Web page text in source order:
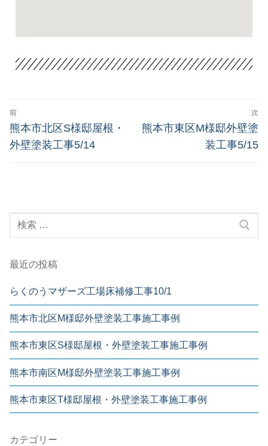
前
熊本市北区S様邸屋根・
外壁塗装工事5/14
次
熊本市東区M様邸外壁塗
装工事5/15
最近の投稿
らくのうマザーズ工場床補修工事10/1
熊本市北区M様邸外壁塗装工事施工事例
熊本市東区S様邸屋根・外壁塗装工事施工事例
熊本市南区M様邸外壁塗装工事施工事例
熊本市東区T様邸屋根・外壁塗装工事施工事例
カテゴリー